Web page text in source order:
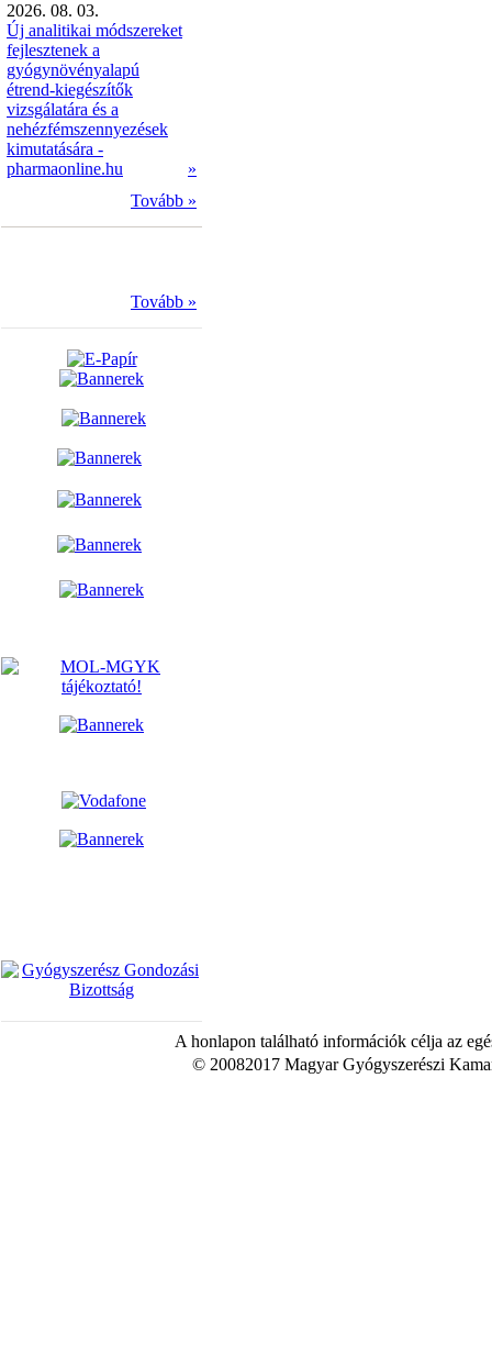
2026. 08. 03.
Új analitikai módszereket
fejlesztenek a
gyógynövényalapú
étrend-kiegészítők
vizsgálatára és a
nehézfémszennyezések
kimutatására -
pharmaonline.hu
»
Tovább »
Tovább »
A honlapon található információk célja az
© 20082017 Magyar Gyógyszerészi